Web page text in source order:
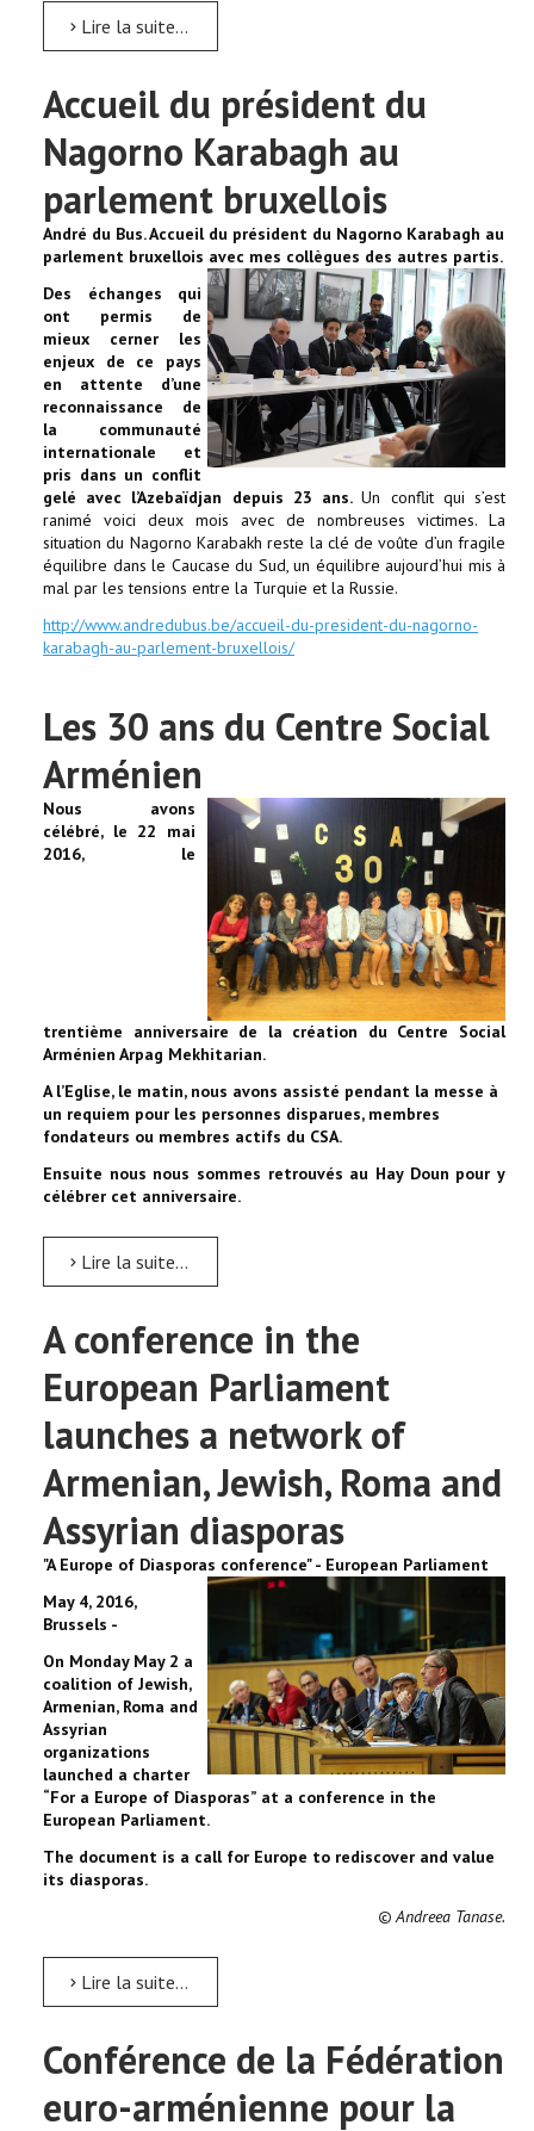
Lire la suite...
Accueil du président du
Nagorno Karabagh au
parlement bruxellois
André du Bus. Accueil du président du Nagorno Karabagh au
parlement bruxellois avec mes collègues des autres partis.
Des échanges qui
ont permis de
mieux cerner les
enjeux de ce pays
en attente d’une
reconnaissance de
la communauté
internationale et
pris dans un conflit
gelé avec l’Azebaïdjan depuis 23 ans.Un conflit qui s’est
ranimé voici deux mois avec de nombreuses victimes. La
situation du Nagorno Karabakh reste la clé de voûte d’un fragile
équilibre dans le Caucase du Sud, un équilibre aujourd’hui mis à
mal par les tensions entre la Turquie et la Russie.
http://www.andredubus.be/accueil-du-president-du-nagorno-
karabagh-au-parlement-bruxellois/
Les 30 ans du Centre Social
Arménien
Nous avons
célébré, le 22 mai
2016, le
trentième anniversaire de la création du Centre Social
Arménien Arpag Mekhitarian.
A l’Eglise, le matin, nous avons assisté pendant la messe à
un requiem pour les personnes disparues, membres
fondateurs ou membres actifs du CSA.
Ensuite nous nous sommes retrouvés au Hay Doun pour y
célébrer cet anniversaire.
Lire la suite...
A conference in the
European Parliament
launches a network of
Armenian, Jewish, Roma and
Assyrian diasporas
"A Europe of Diasporas conference" - European Parliament
May 4, 2016,
Brussels -
On Monday May 2 a
coalition of Jewish,
Armenian, Roma and
Assyrian
organizations
launched a charter
“For a Europe of Diasporas” at a conference in the
European Parliament.
The document is a call for Europe to rediscover and value
its diasporas.
© Andreea Tanase.
Lire la suite...
Conférence de la Fédération
euro-arménienne pour la